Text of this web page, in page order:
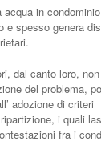
acqua in
e spesso genera
dal canto loro,
del problema,
adozione di criteri
i quali
fra i